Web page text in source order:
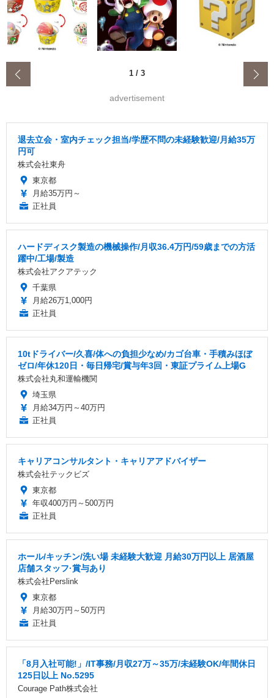
1 / 3
advertisement
退去立会・室内チェック担当/学歴不問の未経験歓迎/月給35万
円可
株式会社東舟
東京都
月給35万円～
正社員
ハードディスク製造の機械操作/月収36.4万円/59歳までの方活
躍中/工場/製造
株式会社アクアテック
千葉県
月給26万1,000円
正社員
10tドライバー/久喜/体への負担少なめ/カゴ台車・手積みほぼ
ゼロ/年休120日・毎日帰宅/賞与年3回・東証プライム上場G
株式会社丸和運輸機関
埼玉県
月給34万円～40万円
正社員
キャリアコンサルタント・キャリアアドバイザー
株式会社テックビズ
東京都
年収400万円～500万円
正社員
ホール/キッチン/洗い場 未経験大歓迎 月給30万円以上 居酒屋
店舗スタッフ·賞与あり
株式会社Perslink
東京都
月給30万円～50万円
正社員
「8月入社可能!」/IT事務/月収27万～35万/未経験OK/年間休日
125日以上 No.5295
Courage Path株式会社